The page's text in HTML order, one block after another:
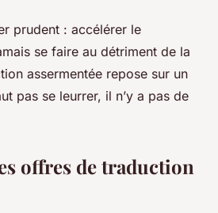
prudent : accélérer le
se faire au détriment de la
assermentée repose sur un
pas se leurrer, il n’y a pas de
offres de traduction